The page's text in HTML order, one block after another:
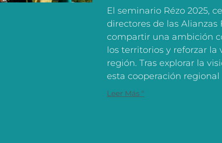
El seminario Rézo 2025,
directores de las Alianzas
compartir una ambición
los territorios y reforzar
región. Tras explorar la
esta cooperación regional
Leer Más "